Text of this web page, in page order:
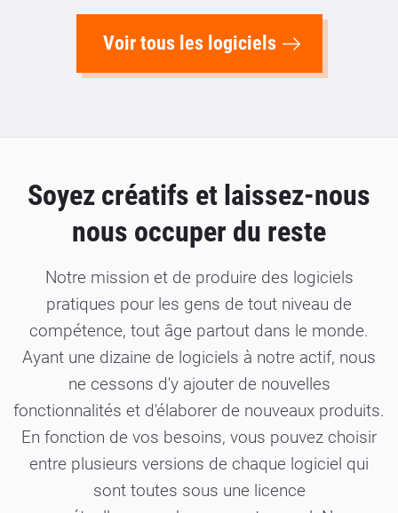
Voir tous les logiciels
Soyez créatifs et laissez-nous
nous occuper du reste
Notre mission et de produire des logiciels
pratiques pour les gens de tout niveau de
compétence, tout âge partout dans le monde.
Ayant une dizaine de logiciels à notre actif, nous
ne cessons d'y ajouter de nouvelles
fonctionnalités et d'élaborer de nouveaux produits.
En fonction de vos besoins, vous pouvez choisir
entre plusieurs versions de chaque logiciel qui
sont toutes sous une licence